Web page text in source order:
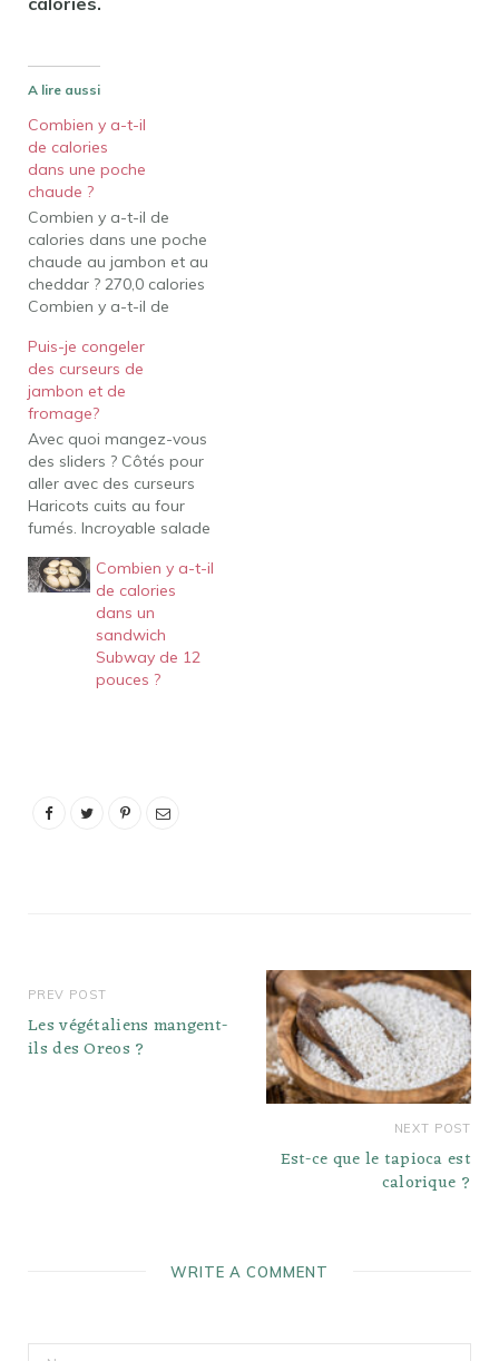
A lire aussi
Combien y a-t-il
de calories
dans une poche
chaude ?
Combien y a-t-il de
calories dans une poche
chaude au jambon et au
cheddar ? 270,0 calories
Combien y a-t-il de
pochette jambon-
fromage ? Par 1 pièce
(113 g)Valeur
quotidienne (%)Calories
250 calories Lipides
totaux7 g9Gras saturés4
g20Gras trans0 g11
lignes supplémentaires
Combien y a-t-il de
Puis-je congeler
des curseurs de
jambon et de
fromage?
Avec quoi mangez-vous
des sliders ? Côtés pour
aller avec des curseurs
Haricots cuits au four
fumés. Incroyable salade
Salade caprese estivale
aux fraises et à la
pastèque. Salade de
pommes de terre
parfaite. Craveable
Cowboy Caviar.
Combien y a-t-il
de calories
dans un
sandwich
Subway de 12
pouces ?
PREV POST
Les végétaliens mangent-
ils des Oreos ?
NEXT POST
Est-ce que le tapioca est
calorique ?
WRITE A COMMENT